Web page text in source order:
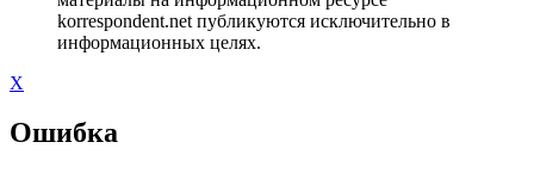
korrespondent.net публикуются исключительно в
информационных целях.
X
Ошибка